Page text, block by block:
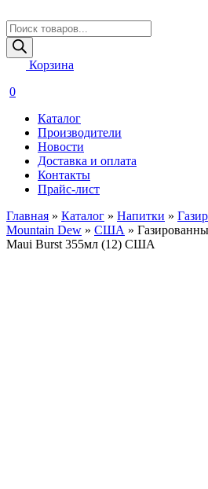
Поиск
товаров
Корзина
0
Каталог
Производители
Новости
Доставка и оплата
Контакты
Прайс-лист
Главная » Каталог » Напитки »
Mountain Dew » США »
Maui Burst 355мл (12) США